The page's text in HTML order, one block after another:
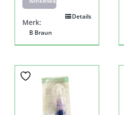
Details
Merk:
B Braun